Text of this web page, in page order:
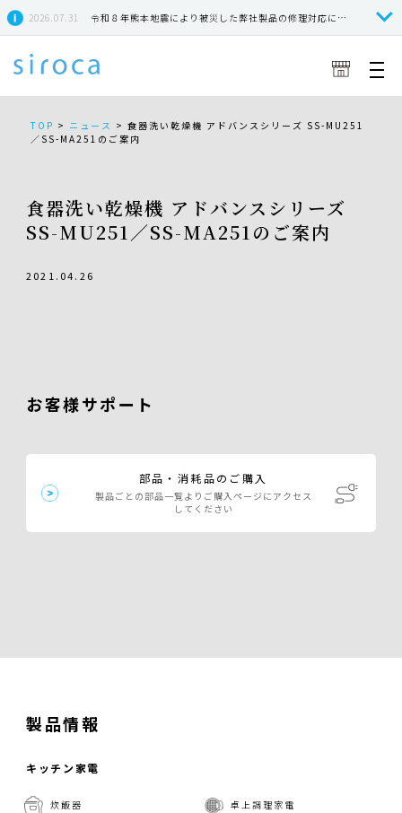
2026.07.31 令和８年熊本地震により被災した弊社製品の修理対応につきまして
TOP > ニュース > 食器洗い乾燥機 アドバンスシリーズ SS-MU251
／SS-MA251のご案内
食器洗い乾燥機 アドバンスシリーズ
SS-MU251／SS-MA251のご案内
2021.04.26
お客様サポート
部品・消耗品のご購入
製品ごとの部品一覧よりご購入ページにアクセス
してください
製品情報
キッチン家電
炊飯器 卓上調理家電